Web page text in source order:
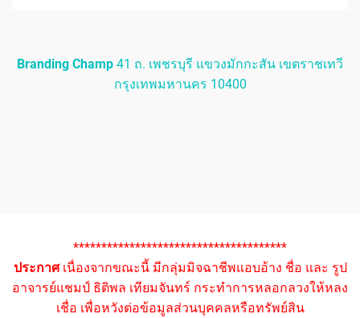
Branding Champ 41 ถ. เพชรบุรี แขวงมักกะสัน เขตราชเทวี
กรุงเทพมหานคร 10400
**************************************
ประกาศเนื่องจากขณะนี้ มีกลุ่มมิจฉาชีพแอบอ้าง ชื่อ และ รูป
อาจารย์แชมป์ ธิติพล เทียมจันทร์ กระทำการหลอกลวงให้หลง
เชื่อ เพื่อหวังต่อข้อมูลส่วนบุคคลหรือทรัพย์สิน